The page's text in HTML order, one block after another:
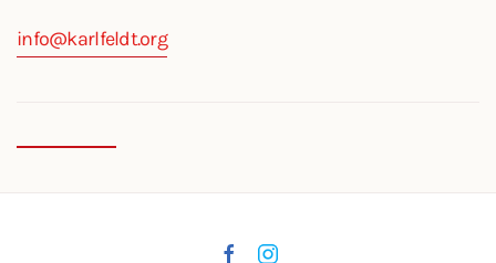
info@karlfeldt.org